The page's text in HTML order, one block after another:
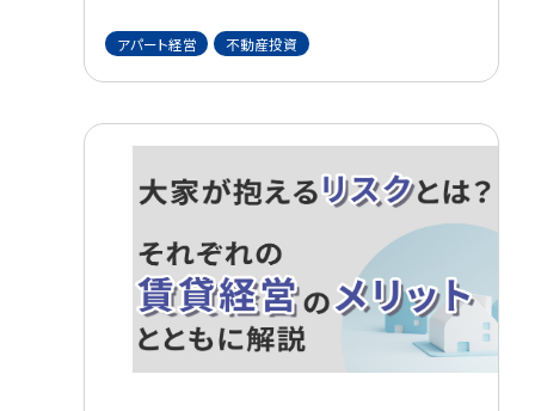
と、成功するためのポイントを解説します。 これ
からアパート経営を始めるにあたって、安定し
みてください。
アパート経営 不動産投資